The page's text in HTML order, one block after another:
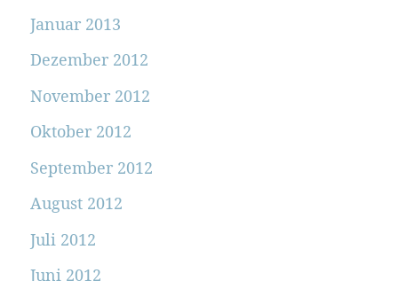
Januar 2013
Dezember 2012
November 2012
Oktober 2012
September 2012
August 2012
Juli 2012
Juni 2012